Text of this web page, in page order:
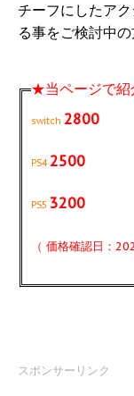
チーフにしたア
る事をご検討中
★当ページで紹
switch 2800
PS42500
PS5 3200
（ 価格確認日：
スポンサーリンク